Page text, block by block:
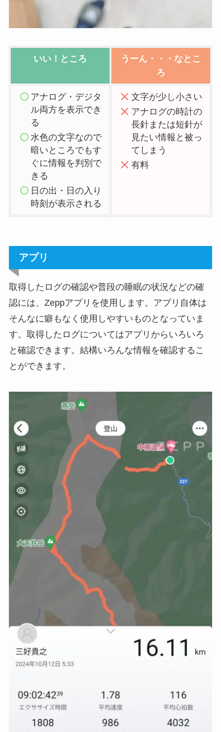
いい！ところ
うーん・・・なとこ
ろ
アナログ・デジタ
ル両方を表示でき
る
水色の文字なので
暗いところでもす
ぐに情報を判別で
きる
日の出・日の入り
時刻が表示される
文字が少し小さい
アナログの時計の
長針または短針が
見たい情報と被っ
てしまう
有料
アプリ
取得したログの確認や普段の睡眠の状況などの確
認には、Zeppアプリを使用します。アプリ自体は
そんなに癖もなく使用しやすいものとなっていま
す。取得したログについてはアプリからいろいろ
と確認できます。結構いろんな情報を確認するこ
とができます。